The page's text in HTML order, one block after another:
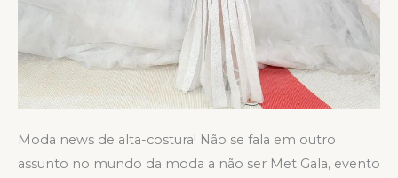
Moda news de alta-costura! Não se fala em outro
assunto no mundo da moda a não ser Met Gala, evento